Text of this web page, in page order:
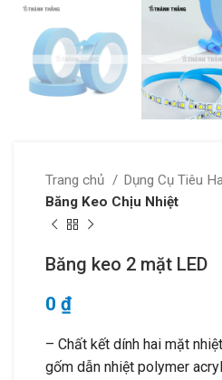
Trang chủ
Dụng Cụ Tiêu
Băng Keo Chịu Nhiệt
Băng keo 2 mặt LED
0 ₫
– Chất kết dính hai mặt
gốm dẫn nhiệt polymer